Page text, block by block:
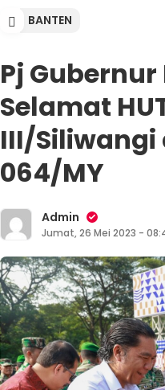
BANTEN
Pj
Selamat
III/Siliwangi
064/MY
Admin
Jumat, 26 Mei 2023 -